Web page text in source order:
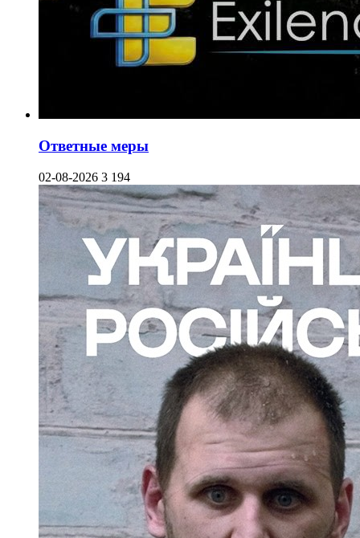
Ответные меры
02-08-2026 3 194